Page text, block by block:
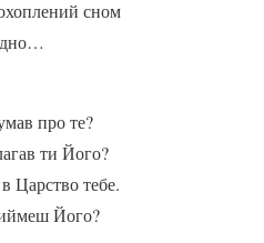
сном
про те?
ти Його?
Царство тебе.
Його?